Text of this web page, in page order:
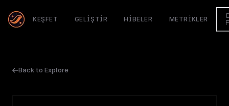
KEŞFET GELIŞTIR HIBELER METRIKLER
Back to Explore